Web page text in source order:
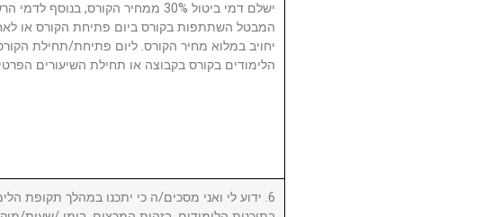
ישלם דמי ביטול 30% ממחיר הקורס,
המבטל השתתפות בקורס ביום פתיחת הקורס או
יחויב במלוא מחיר הקורס. ליום פתיחת/תחילת
הלימודים בקורס בקבוצה או תחילת השיעורים
6. ידוע לי ואני מסכים/ה כי יתכנו במהלך תקופת